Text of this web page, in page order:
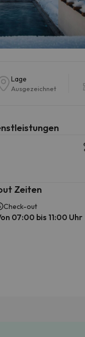
Lage
Ausgezeichnet
Zeiten
Check-out
07:00 bis 11:00 Uhr